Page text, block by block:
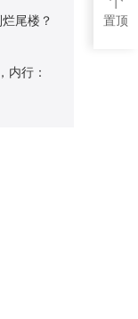
尾楼？
内行：
置顶